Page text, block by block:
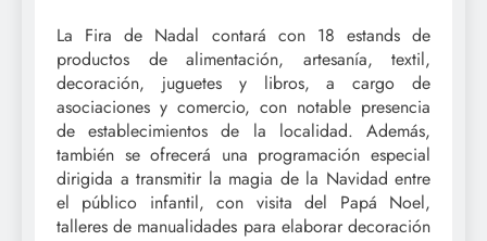
La Fira de Nadal contará con 18 estands de
productos de alimentación, artesanía, textil,
decoración, juguetes y libros, a cargo de
asociaciones y comercio, con notable presencia
de establecimientos de la localidad. Además,
también se ofrecerá una programación especial
dirigida a transmitir la magia de la Navidad entre
el público infantil, con visita del Papá Noel,
talleres de manualidades para elaborar decoración